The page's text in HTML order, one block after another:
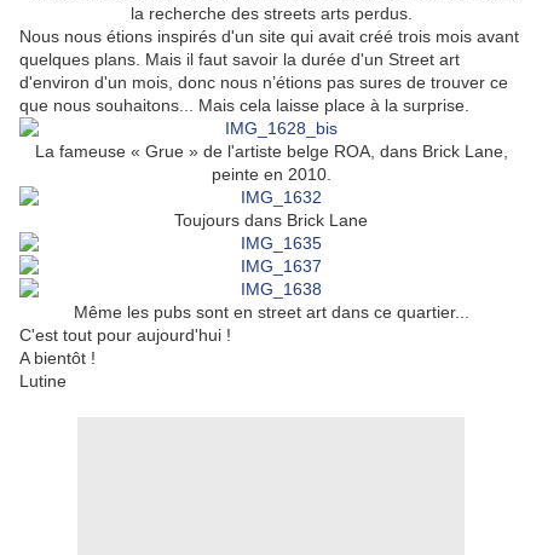
la recherche des streets arts perdus.
Nous nous étions inspirés d'un site qui avait créé trois mois avant
quelques plans. Mais il faut savoir la durée d'un Street art
d'environ d'un mois, donc nous n’étions pas sures de trouver ce
que nous souhaitons... Mais cela laisse place à la surprise.
La fameuse « Grue » de l'artiste belge ROA, dans Brick Lane,
peinte en 2010.
Toujours dans Brick Lane
Même les pubs sont en street art dans ce quartier...
C'est tout pour aujourd'hui !
A bientôt !
Lutine